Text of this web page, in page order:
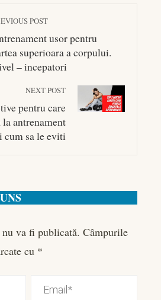
POST
usor pentru
superioara a corpului.
– incepatori
NEXT POST
pentru care
antrenament
cum sa le eviti
va fi publicată. Câmpurile
cu *